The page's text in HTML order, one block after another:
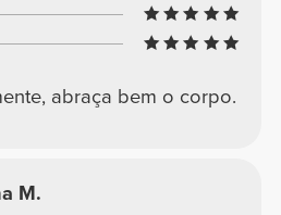
abraça bem o corpo.
M.